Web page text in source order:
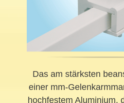
Das am stärksten
einer mm-
hochfestem Aluminium,